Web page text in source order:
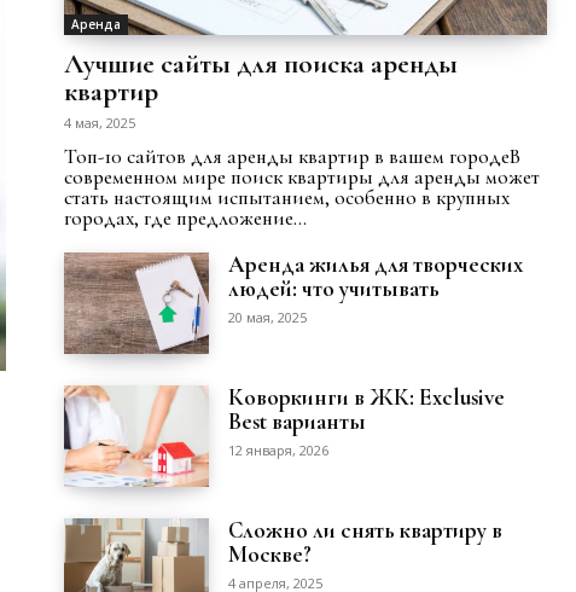
Аренда
Лучшие сайты для поиска аренды
квартир
4 мая, 2025
Топ-10 сайтов для аренды квартир в вашем городеВ
современном мире поиск квартиры для аренды может
стать настоящим испытанием, особенно в крупных
городах, где предложение...
Аренда жилья для творческих
людей: что учитывать
20 мая, 2025
Коворкинги в ЖК: Exclusive
Best варианты
12 января, 2026
Сложно ли снять квартиру в
Москве?
4 апреля, 2025